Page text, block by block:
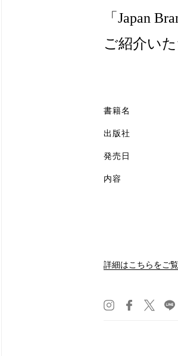
「Japan
ご紹介い
書籍名
出版社
発売日
内容
詳細はこちらをご